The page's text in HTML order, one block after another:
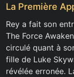
La Première
Rey a fait son
The Force
circulé quant à
fille de Luke
révélée erronée.